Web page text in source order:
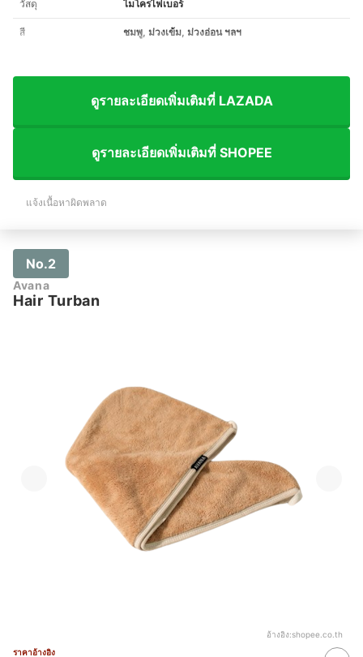
วัสดุ ไมโครไฟเบอร์
สี ชมพู, ม่วงเข้ม, ม่วงอ่อน ฯลฯ
ดูรายละเอียดเพิ่มเติมที่ LAZADA
ดูรายละเอียดเพิ่มเติมที่ SHOPEE
แจ้งเนื้อหาผิดพลาด
No.2
Avana
Hair Turban
อ้างอิง:shopee.co.th
ราคาอ้างอิง